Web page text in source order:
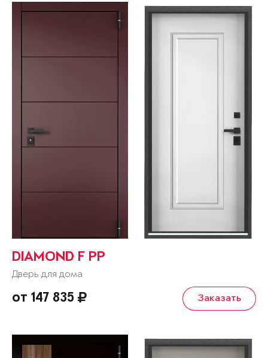
DIAMOND F PP
Дверь для дома
от 147 835 Заказать